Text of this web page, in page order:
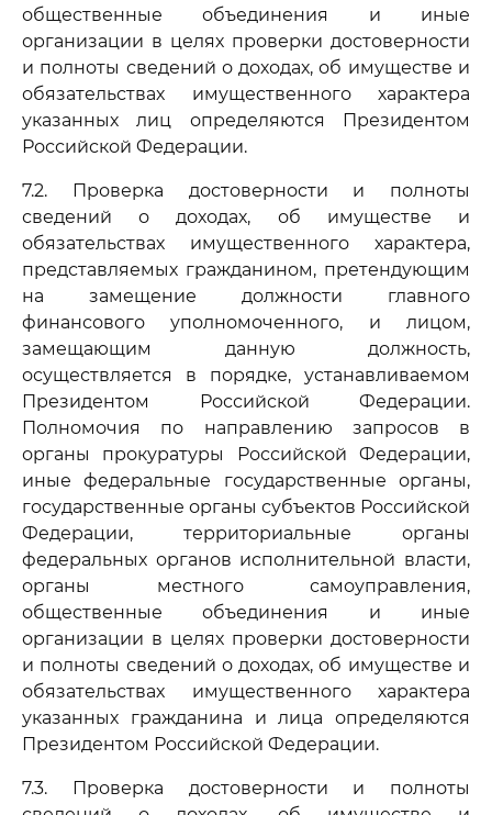
общественные объединения и иные
организации в целях проверки достоверности
и полноты сведений о доходах, об имуществе и
обязательствах имущественного характера
указанных лиц определяются Президентом
Российской Федерации.
7.2. Проверка достоверности и полноты
сведений о доходах, об имуществе и
обязательствах имущественного характера,
представляемых гражданином, претендующим
на замещение должности главного
финансового уполномоченного, и лицом,
замещающим данную должность,
осуществляется в порядке, устанавливаемом
Президентом Российской Федерации.
Полномочия по направлению запросов в
органы прокуратуры Российской Федерации,
иные федеральные государственные органы,
государственные органы субъектов Российской
Федерации, территориальные органы
федеральных органов исполнительной власти,
органы местного самоуправления,
общественные объединения и иные
организации в целях проверки достоверности
и полноты сведений о доходах, об имуществе и
обязательствах имущественного характера
указанных гражданина и лица определяются
Президентом Российской Федерации.
7.3. Проверка достоверности и полноты